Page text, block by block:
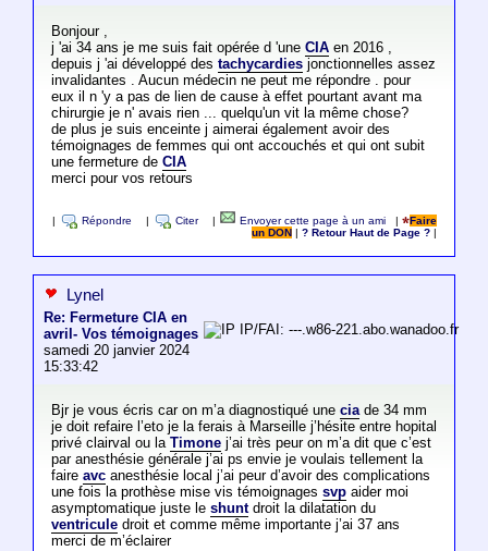
Bonjour ,
j 'ai 34 ans je me suis fait opérée d 'une CIAen 2016 ,
depuis j 'ai développé des tachycardiesjonctionnelles assez
invalidantes . Aucun médecin ne peut me répondre . pour
eux il n 'y a pas de lien de cause à effet pourtant avant ma
chirurgie je n' avais rien ... quelqu'un vit la même chose?
de plus je suis enceinte j aimerai également avoir des
témoignages de femmes qui ont accouchés et qui ont subit
une fermeture de CIA
merci pour vos retours
Répondre Citer Envoyer cette page à un ami |
Faire
un DON
|? Retour Haut de Page ?
Lynel
Re: Fermeture CIA en
avril- Vos témoignages
samedi 20 janvier 2024
15:33:42
IP/FAI: ---.w86-221.abo.wanadoo.fr
Bjr je vous écris car on m’a diagnostiqué une ciade 34 mm
je doit refaire l’eto je la ferais à Marseille j’hésite entre hopital
privé clairval ou la Timonej’ai très peur on m’a dit que c’est
par anesthésie générale j’ai ps envie je voulais tellement la
faire avcanesthésie local j’ai peur d’avoir des complications
une fois la prothèse mise vis témoignages svpaider moi
asymptomatique juste le shuntdroit la dilatation du
ventriculedroit et comme même importante j’ai 37 ans
merci de m’éclairer